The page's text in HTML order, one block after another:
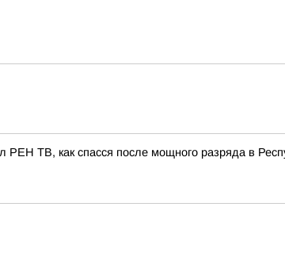
ТВ, как спасся после мощного разряда в